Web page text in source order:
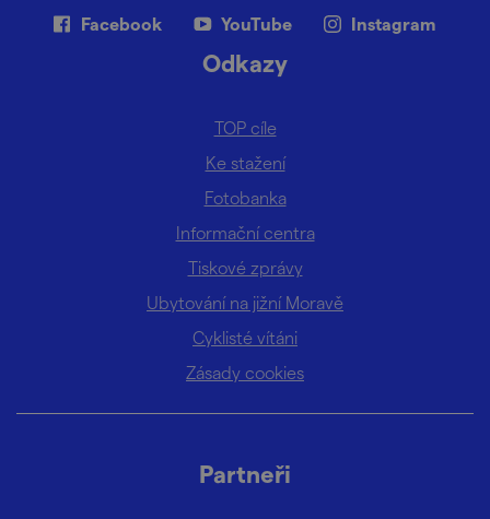
Facebook YouTube Instagram
Odkazy
TOP cíle
Ke stažení
Fotobanka
Informační centra
Tiskové zprávy
Ubytování na jižní Moravě
Cyklisté vítáni
Zásady cookies
Partneři